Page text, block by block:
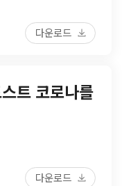
다운로드
트 코로나를
다운로드